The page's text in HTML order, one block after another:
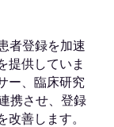
者登録を加速
提供していま
ー、臨床研究
携させ、登録
善します。